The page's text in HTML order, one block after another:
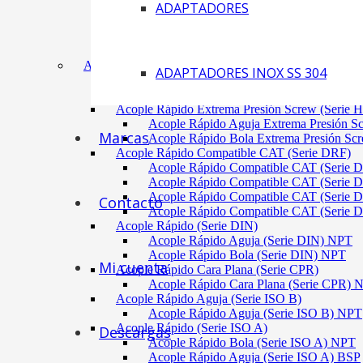
ADAPTADORES
ADAPTADORES INOX SS 304
Marcas
Contacto
Mi cuenta
Descargas
Acoplamiento Tipo Neumático Fenaflex (TYRE)
ACÓPLES RÁPIDOS
Acople Rápido Aguja Extrema Presión (Serie
Acople Rápido Extrema Presión Screw (Serie
Acople Rápido Aguja Extrema Presión
Acople Rápido Bola Extrema Presión
Acople Rápido Compatible CAT (Serie DRF)
Acople Rápido Compatible CAT (Serie
Acople Rápido Compatible CAT (Serie
Acople Rápido Compatible CAT (Serie
Acople Rápido Compatible CAT (Serie
Acople Rápido (Serie DIN)
Acople Rápido Aguja (Serie DIN) NPT
Acople Rápido Bola (Serie DIN) NPT
Acople Rápido Cara Plana (Serie CPR)
Acople Rápido Cara Plana (Serie CPR)
Acople Rápido Aguja (Serie ISO B)
Acople Rápido Aguja (Serie ISO B) NPT
Acople Rápido (Serie ISO A)
Acople Rápido Bola (Serie ISO A) NPT
Acople Rápido Aguja (Serie ISO A) BSP